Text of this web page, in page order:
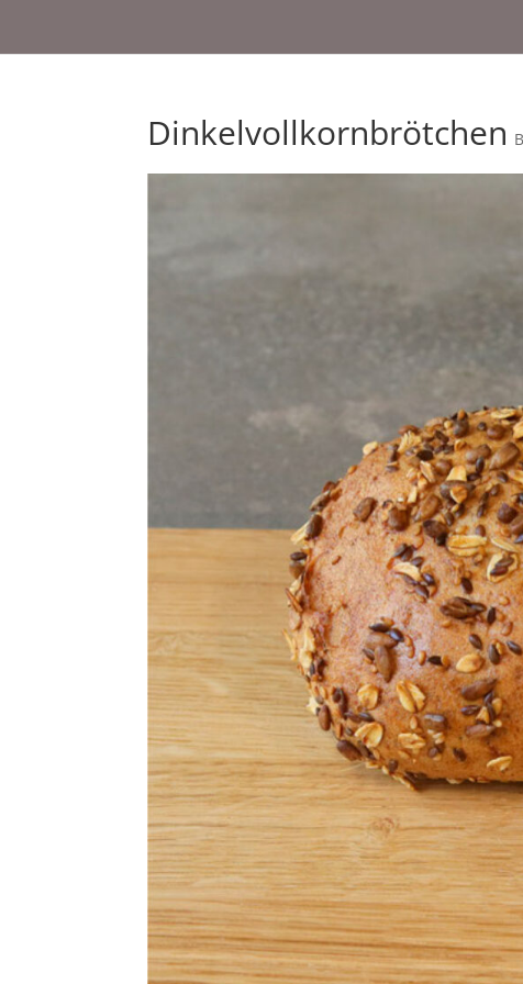
Dinkelvollkornbrötchen